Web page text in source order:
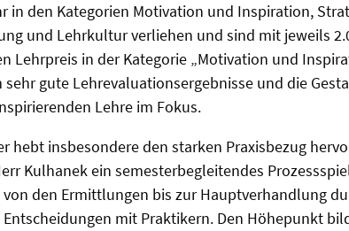
in den Kategorien Motivation und Inspiration,
und Lehrkultur verliehen und sind mit jeweils
Lehrpreis in der Kategorie „Motivation und
gute Lehrevaluationsergebnisse und die
Lehre im Fokus.
hebt insbesondere den starken Praxisbezug
Kulhanek ein semesterbegleitendes
den Ermittlungen bis zur Hauptverhandlung
mit Praktikern. Den Höhepunkt